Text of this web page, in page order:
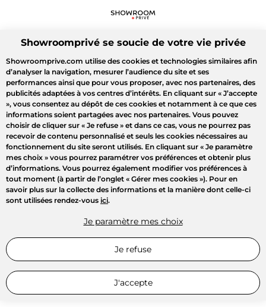
Showroomprivé se soucie de votre vie privée
Showroomprive.com utilise des cookies et technologies similaires afin
d’analyser la navigation, mesurer l’audience du site et ses
performances ainsi que pour vous proposer, avec nos partenaires, des
publicités adaptées à vos centres d’intérêts. En cliquant sur « J’accepte
», vous consentez au dépôt de ces cookies et notamment à ce que ces
informations soient partagées avec nos partenaires. Vous pouvez
choisir de cliquer sur « Je refuse » et dans ce cas, vous ne pourrez pas
recevoir de contenu personnalisé et seuls les cookies nécessaires au
fonctionnement du site seront utilisés. En cliquant sur « Je paramètre
mes choix » vous pourrez paramétrer vos préférences et obtenir plus
d’informations. Vous pourrez également modifier vos préférences à
tout moment (à partir de l’onglet « Gérer mes cookies »). Pour en
savoir plus sur la collecte des informations et la manière dont celle-ci
sont utilisées rendez-vous ici.
Je paramètre mes choix
Je refuse
J'accepte